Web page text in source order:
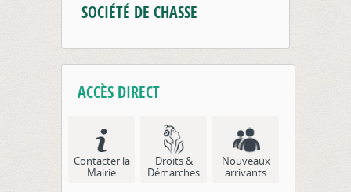
SOCIÉTÉ DE CHASSE
ACCÈS DIRECT
Contacter la
Mairie
Droits &
Démarches
Nouveaux
arrivants